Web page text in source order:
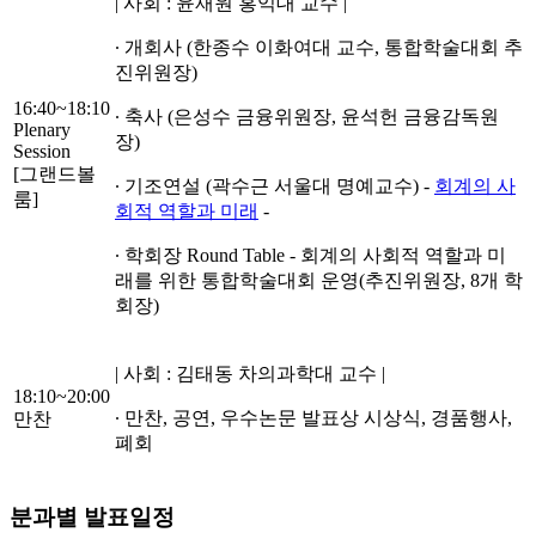
16:40~18:10
Plenary
Session
[그랜드볼
룸]
∙ 개회사 (한종수 이화여대 교수, 통합학술대회 추
진위원장)
∙ 축사 (은성수 금융위원장, 윤석헌 금융감독원
장)
∙ 기조연설 (곽수근 서울대 명예교수) - 회계의 사
회적 역할과 미래 -
∙ 학회장 Round Table - 회계의 사회적 역할과 미
래를 위한 통합학술대회 운영(추진위원장, 8개 학
회장)
18:10~20:00
만찬
| 사회 : 김태동 차의과학대 교수 |
∙ 만찬, 공연, 우수논문 발표상 시상식, 경품행사,
폐회
분과별 발표일정